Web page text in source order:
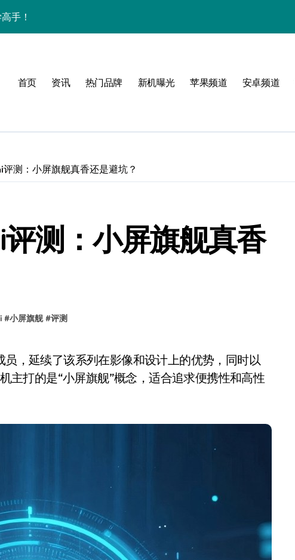
体验
转无限可能
点！
首页 资讯 热门品牌 新机曝光 苹果频道 安卓频道
评测：小屏旗舰真香还是避坑？
测：小屏旗舰真香
#小屏旗舰 #评测
主打的是“小屏旗舰”概念，适合追求便携性和高性